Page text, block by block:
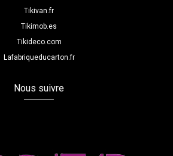
Tikivan.fr
Tikimob.es
Tikideco.com
Lafabriqueducarton.fr
Nous suivre